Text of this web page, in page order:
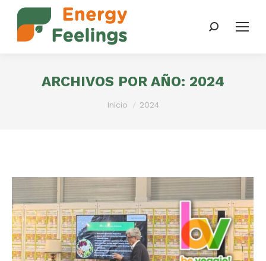
Buscar:
ARCHIVOS POR AÑO: 2024
Estás aquí:
Inicio 2024